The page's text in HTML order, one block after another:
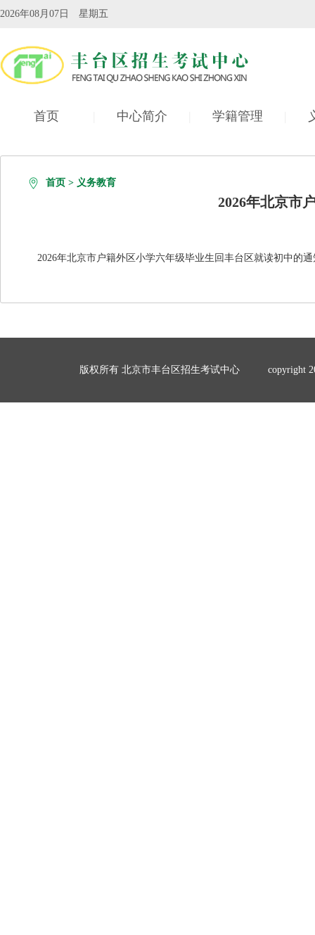
2026年08月07日 星期五
首页 中心简介 学籍管理
首页 > 义务教育
2026年北京市
2026年北京市户籍外区小学六年级毕业生回丰台区就读初中的通
版权所有 北京市丰台区招生考试中心 copyright